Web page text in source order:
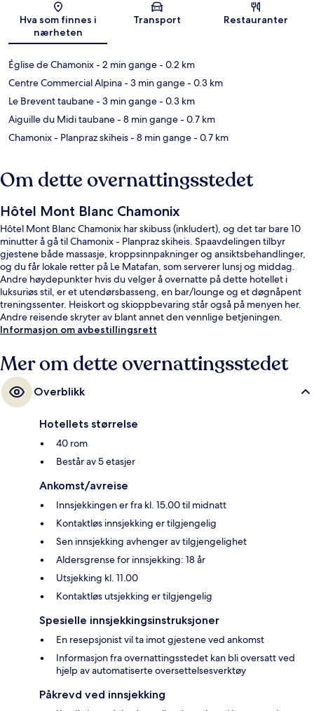
Kart
Hva som finnes i
nærheten
Transport Restauranter
Église de Chamonix- 2 min gange- 0.2 km
Centre Commercial Alpina- 3 min gange- 0.3 km
Le Brevent taubane- 3 min gange- 0.3 km
Aiguille du Midi taubane- 8 min gange- 0.7 km
Chamonix - Planpraz skiheis- 8 min gange- 0.7 km
Om dette overnattingsstedet
Hôtel Mont Blanc Chamonix
Hôtel Mont Blanc Chamonix har skibuss (inkludert), og det tar bare 10
minutter å gå til Chamonix - Planpraz skiheis. Spaavdelingen tilbyr
gjestene både massasje, kroppsinnpakninger og ansiktsbehandlinger,
og du får lokale retter på Le Matafan, som serverer lunsj og middag.
Andre høydepunkter hvis du velger å overnatte på dette hotellet i
luksuriøs stil, er et utendørsbasseng, en bar/lounge og et døgnåpent
treningssenter. Heiskort og skioppbevaring står også på menyen her.
Andre reisende skryter av blant annet den vennlige betjeningen.
Informasjon om avbestillingsrett
Mer om dette overnattingsstedet
Overblikk
Hotellets størrelse
40 rom
Består av 5 etasjer
Ankomst/avreise
Innsjekkingen er fra kl. 15.00 til midnatt
Kontaktløs innsjekking er tilgjengelig
Sen innsjekking avhenger av tilgjengelighet
Aldersgrense for innsjekking: 18 år
Utsjekking kl. 11.00
Kontaktløs utsjekking er tilgjengelig
Spesielle innsjekkingsinstruksjoner
En resepsjonist vil ta imot gjestene ved ankomst
Informasjon fra overnattingsstedet kan bli oversatt ved
hjelp av automatiserte oversettelsesverktøy
Påkrevd ved innsjekking